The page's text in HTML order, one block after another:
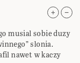
musial sobie duzy
slonia.
nawet w kaczy